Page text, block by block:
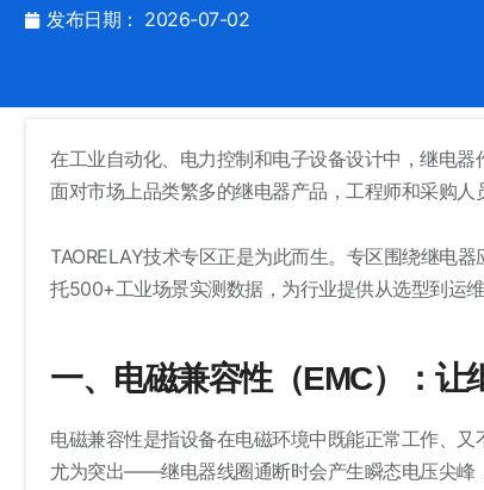
发布日期： 2026-07-02
在工业自动化、电力控制和电子设备设计中，继电
面对市场上品类繁多的继电器产品，工程师和采购人
TAORELAY技术专区正是为此而生。专区围绕继电
托500+工业场景实测数据，为行业提供从选型到运
一、电磁兼容性（EMC）：让
电磁兼容性是指设备在电磁环境中既能正常工作、
尤为突出——继电器线圈通断时会产生瞬态电压尖峰